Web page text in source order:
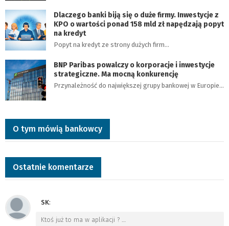
Dlaczego banki biją się o duże firmy. Inwestycje z
KPO o wartości ponad 158 mld zł napędzają popyt
na kredyt
Popyt na kredyt ze strony dużych firm…
BNP Paribas powalczy o korporacje i inwestycje
strategiczne. Ma mocną konkurencję
Przynależność do największej grupy bankowej w Europie…
O tym mówią bankowcy
Ostatnie komentarze
SK:
Ktoś już to ma w aplikacji ? …